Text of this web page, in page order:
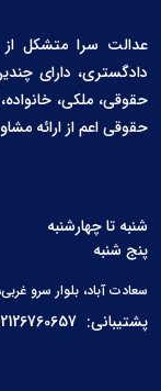
عدالت سرا متشکل
دادگستری، دارای
حقوقی، ملکی،
حقوقی اعم از ارائه
شنبه تا چهارشنبه
پنج شنبه
سعادت آباد، بلوار سرو غربی،
پشتیبانی: